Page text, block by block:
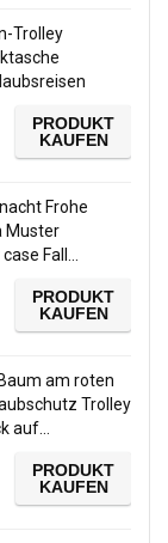
Trolley
PRODUKT
KAUFEN
Frohe
Muster
Fall…
PRODUKT
KAUFEN
am roten
Trolley
auf…
PRODUKT
KAUFEN